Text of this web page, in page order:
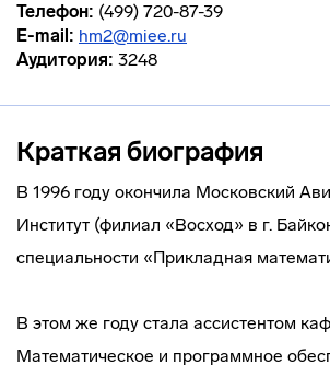
Телефон: (499) 720-87-39
E-mail: hm2@miee.ru
Аудитория: 3248
Краткая биография
В 1996 году окончила Московский
Институт (филиал «Восход» в г.
специальности «Прикладная
В этом же году стала ассистентом
Математическое и программное